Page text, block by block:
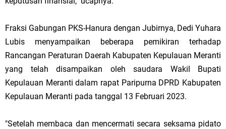
Fraksi Gabungan PKS-Hanura dengan Jubirnya, Dedi Yuhara
Lubis menyampaikan beberapa pemikiran terhadap
Rancangan Peraturan Daerah Kabupaten Kepulauan Meranti
yang telah disampaikan oleh saudara Wakil Bupati
Kepulauan Meranti dalam rapat Paripurna DPRD Kabupaten
Kepulauan Meranti pada tanggal 13 Februari 2023.
"Setelah membaca dan mencermati secara seksama pidato